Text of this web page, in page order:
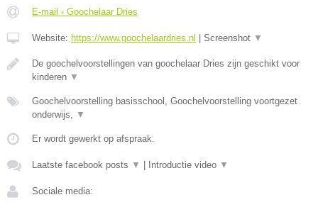
E-mail › Goochelaar Dries
Website: https://www.goochelaardries.nl Screenshot ▼
De goochelvoorstellingen van goochelaar Dries zijn geschikt voor
kinderen ▼
Goochelvoorstelling basisschool, Goochelvoorstelling voortgezet
onderwijs, ▼
Er wordt gewerkt op afspraak.
Laatste facebook posts ▼ Introductie video ▼
Sociale media: